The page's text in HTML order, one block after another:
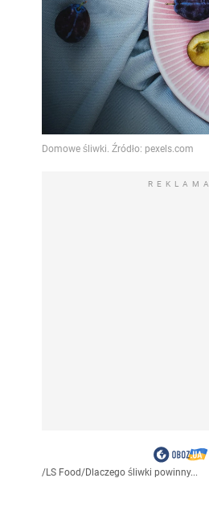
REKLAMA
/LS Food/Dlaczego śliwki powinny...